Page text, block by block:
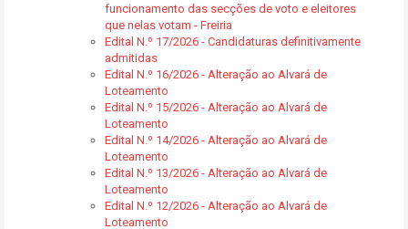
funcionamento das secções de voto e eleitores
que nelas votam - Freiria
Edital N.º 17/2026 - Candidaturas definitivamente
admitidas
Edital N.º 16/2026 - Alteração ao Alvará de
Loteamento
Edital N.º 15/2026 - Alteração ao Alvará de
Loteamento
Edital N.º 14/2026 - Alteração ao Alvará de
Loteamento
Edital N.º 13/2026 - Alteração ao Alvará de
Loteamento
Edital N.º 12/2026 - Alteração ao Alvará de
Loteamento